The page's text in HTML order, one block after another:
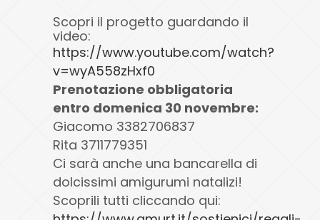
Scopri il progetto guardando il
video:
https://www.youtube.com/watch?
v=wyA558zHxf0
Prenotazione obbligatoria
entro domenica 30 novembre:
Giacomo 3382706837
Rita 3711779351
Ci sarà anche una bancarella di
dolcissimi amigurumi natalizi!
Scoprili tutti cliccando qui: